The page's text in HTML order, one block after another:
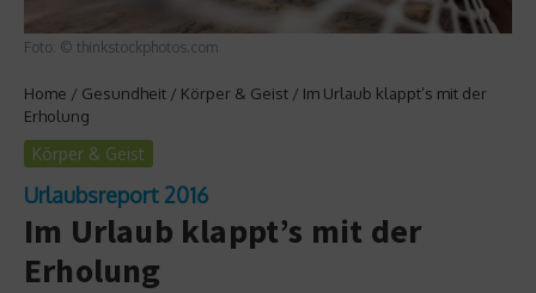
Foto: © thinkstockphotos.com
Home / Gesundheit / Körper & Geist / Im Urlaub klappt’s mit der
Erholung
Körper & Geist
Urlaubsreport 2016
Im Urlaub klappt’s mit der
Erholung